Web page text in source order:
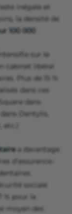
inégale et
la densité de
100 000
sur le
cabinet libéral
Plus de 15 %
dans ces
dans
Dentylis,
a davantage
d’assurance-
sociale
% pour la
moyen des